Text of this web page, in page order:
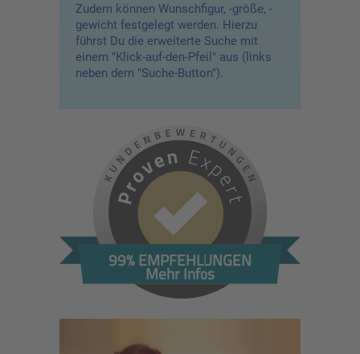
Zudem können Wunschfigur, -größe, -
gewicht festgelegt werden. Hierzu
führst Du die erweiterte Suche mit
einem "Klick-auf-den-Pfeil" aus (links
neben dem "Suche-Button").
99% EMPFEHLUNGEN
Mehr Infos